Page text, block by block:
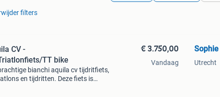
filters
CV -
TT bike
bianchi aquila cv tijdritfiets,
en tijdritten. Deze fiets is
€ 3.750,00
Vandaag
Sophie
Utrecht